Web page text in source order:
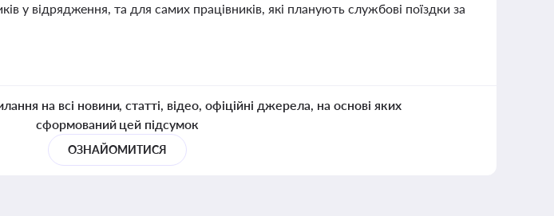
у відрядження, та для самих працівників, які планують службові поїздки за
на всі новини, статті, відео, офіційні джерела, на основі яких
сформований цей підсумок
ОЗНАЙОМИТИСЯ